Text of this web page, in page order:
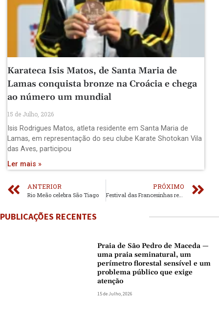
Karateca Isis Matos, de Santa Maria de
Lamas conquista bronze na Croácia e chega
ao número um mundial
15 de Julho, 2026
Isis Rodrigues Matos, atleta residente em Santa Maria de
Lamas, em representação do seu clube Karate Shotokan Vila
das Aves, participou
Ler mais »
ANTERIOR
Rio Meão celebra São Tiago
PRÓXIMO
PUBLICAÇÕES RECENTES
Praia de São Pedro de Maceda —
uma praia seminatural, um
perímetro florestal sensível e um
problema público que exige
atenção
15 de Julho, 2026